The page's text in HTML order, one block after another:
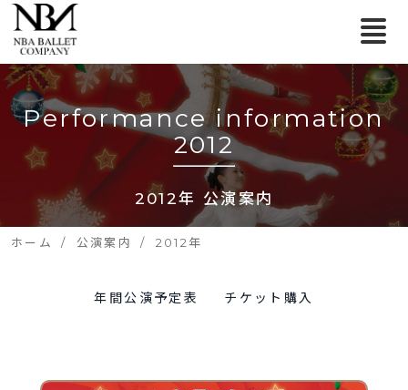
Performance information
2012
2012年 公演案内
ホーム 公演案内 2012年
年間公演予定表 チケット購入